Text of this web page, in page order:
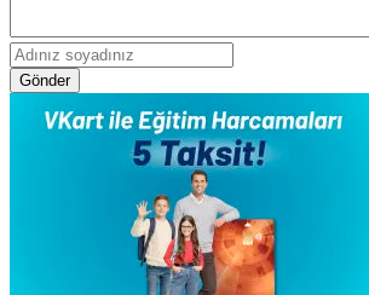
Gönder